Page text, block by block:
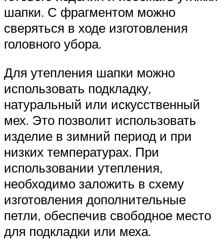
шапки. С фрагментом можно
сверяться в ходе изготовления
головного убора.
Для утепления шапки можно
использовать подкладку,
натуральный или искусственный
мех. Это позволит использовать
изделие в зимний период и при
низких температурах. При
использовании утепления,
необходимо заложить в схему
изготовления дополнительные
петли, обеспечив свободное место
для подкладки или меха.